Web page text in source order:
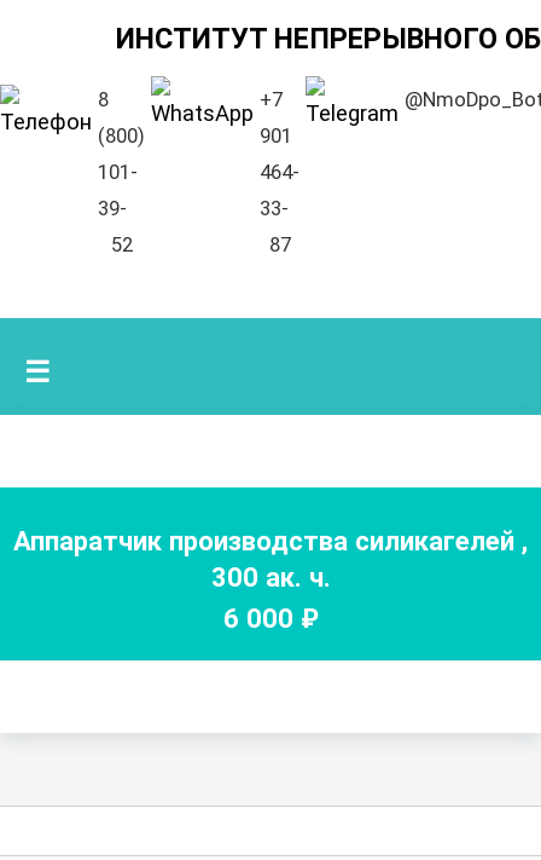
ИНСТИТУТ НЕПРЕРЫВНОГО
8
(800)
101-
39-
52
+7
901
464-
33-
87
☰
Аппаратчик производства силикагелей ,
300 ак. ч.
6 000 ₽